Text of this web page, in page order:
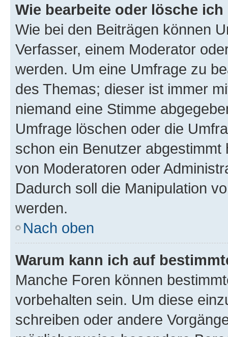
Wie bearbeite oder lösche
Wie bei den Beiträgen können
Verfasser, einem Moderator
werden. Um eine Umfrage zu
des Themas; dieser ist immer
niemand eine Stimme
Umfrage löschen oder die
schon ein Benutzer
von Moderatoren oder
Dadurch soll die Manipulation
werden.
Nach oben
Warum kann ich auf
Manche Foren können
vorbehalten sein. Um diese
schreiben oder andere